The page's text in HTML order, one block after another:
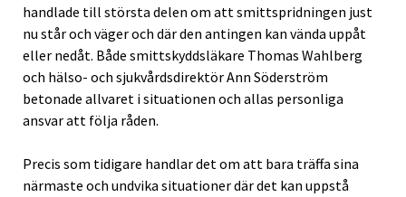
handlade till största delen om att smittspridningen just
nu står och väger och där den antingen kan vända uppåt
eller nedåt. Både smittskyddsläkare Thomas Wahlberg
och hälso- och sjukvårdsdirektör Ann Söderström
betonade allvaret i situationen och allas personliga
ansvar att följa råden.
Precis som tidigare handlar det om att bara träffa sina
närmaste och undvika situationer där det kan uppstå